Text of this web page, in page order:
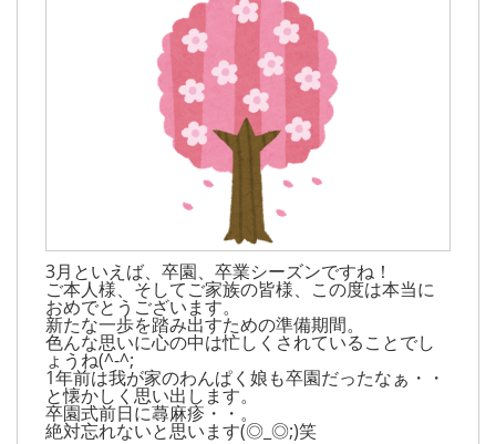
3月といえば、卒園、卒業シーズンですね！
ご本人様、そしてご家族の皆様、この度は本当に
おめでとうございます。
新たな一歩を踏み出すための準備期間。
色んな思いに心の中は忙しくされていることでし
ょうね(^-^;
1年前は我が家のわんぱく娘も卒園だったなぁ・・
と懐かしく思い出します。
卒園式前日に蕁麻疹・・。
絶対忘れないと思います(◎_◎;)笑